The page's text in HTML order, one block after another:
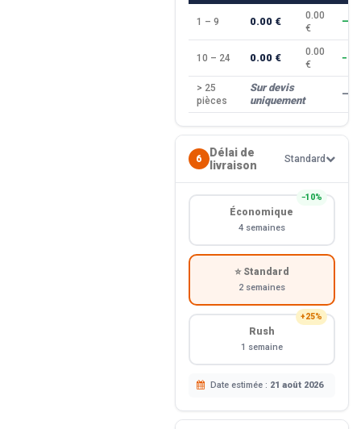
1 – 9 0.00 €
0.00
€
—
10 – 24 0.00 €
0.00
€
> 25
pièces
Sur devis
uniquement
—
6
Délai de
livraison
Standard
−10%
Économique
4 semaines
⭐ Standard
2 semaines
+25%
Rush
1 semaine
Date estimée : 21 août 2026